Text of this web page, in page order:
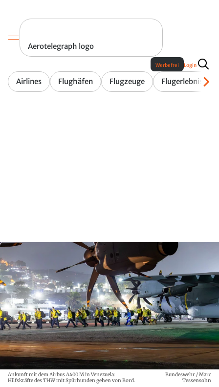
Aerotelegraph logo
Airlines Flughäfen Flugzeuge Flugerlebnis
Werbefrei Login
Ankunft mit dem Airbus A400 M in Venezuela:
Hilfskräfte des THW mit Spürhunden gehen von Bord.
Bundeswehr / Marc
Tessensohn